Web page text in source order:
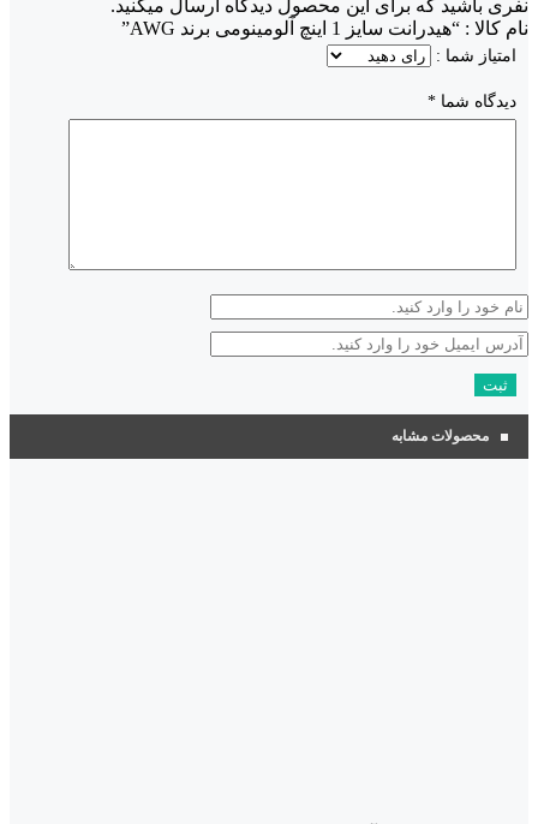
نفری باشید که برای این محصول دیدگاه ارسال میکنید.
نام کالا : “هیدرانت سایز 1 اینچ آلومینومی برند AWG”
امتیاز شما :
دیدگاه شما *
محصولات مشابه